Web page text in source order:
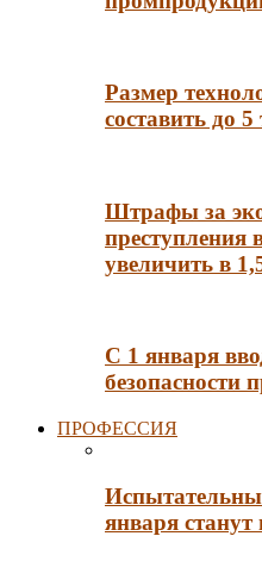
Размер
составить до
Штрафы за
преступления
увеличить в
С 1 января
безопасности
ПРОФЕССИЯ
января